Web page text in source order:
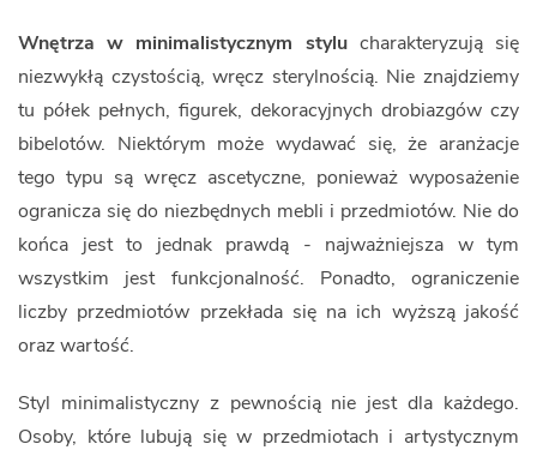
Wnętrza w minimalistycznym stylucharakteryzują się
niezwykłą czystością, wręcz sterylnością. Nie znajdziemy
tu półek pełnych, figurek, dekoracyjnych drobiazgów czy
bibelotów. Niektórym może wydawać się, że aranżacje
tego typu są wręcz ascetyczne, ponieważ wyposażenie
ogranicza się do niezbędnych mebli i przedmiotów. Nie do
końca jest to jednak prawdą - najważniejsza w tym
wszystkim jest funkcjonalność. Ponadto, ograniczenie
liczby przedmiotów przekłada się na ich wyższą jakość
oraz wartość.
Styl minimalistyczny z pewnością nie jest dla każdego.
Osoby, które lubują się w przedmiotach i artystycznym